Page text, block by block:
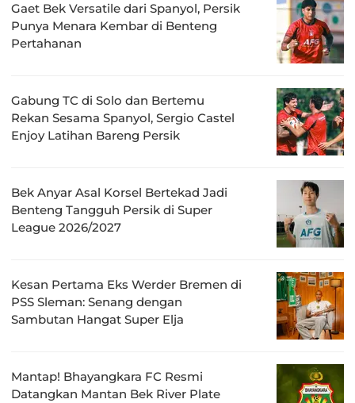
Gaet Bek Versatile dari Spanyol, Persik
Punya Menara Kembar di Benteng
Pertahanan
Gabung TC di Solo dan Bertemu
Rekan Sesama Spanyol, Sergio Castel
Enjoy Latihan Bareng Persik
Bek Anyar Asal Korsel Bertekad Jadi
Benteng Tangguh Persik di Super
League 2026/2027
Kesan Pertama Eks Werder Bremen di
PSS Sleman: Senang dengan
Sambutan Hangat Super Elja
Mantap! Bhayangkara FC Resmi
Datangkan Mantan Bek River Plate